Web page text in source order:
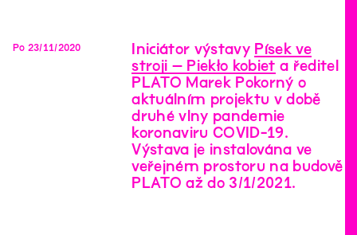
Po 23/11/2020 Iniciátor výstavy Písek ve
stroji – Piekło kobiet a ředitel
PLATO Marek Pokorný o
aktuálním projektu v době
druhé vlny pandemie
koronaviru COVID-19.
Výstava je instalována ve
veřejném prostoru na budově
PLATO až do 3/1/2021.